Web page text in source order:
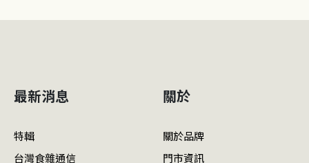
最新消息
特輯
台灣食雜通信
關於
關於品牌
門市資訊